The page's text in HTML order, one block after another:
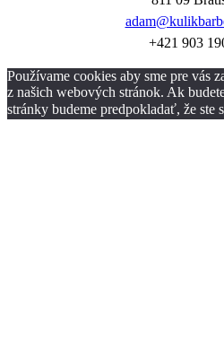
+421 903
Používame cookies aby sme pre vás
z našich webových stránok. Ak
stránky budeme predpokladať, že ste